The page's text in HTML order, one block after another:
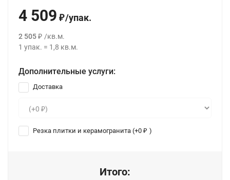
4 509 ₽/упак.
2 505 ₽ /кв.м.
1 упак. = 1,8 кв.м.
Дополнительные услуги:
Доставка
Резка плитки и керамогранита (+0 ₽ )
Итого: